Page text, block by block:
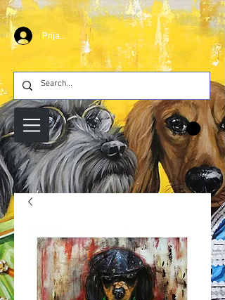
Prijava